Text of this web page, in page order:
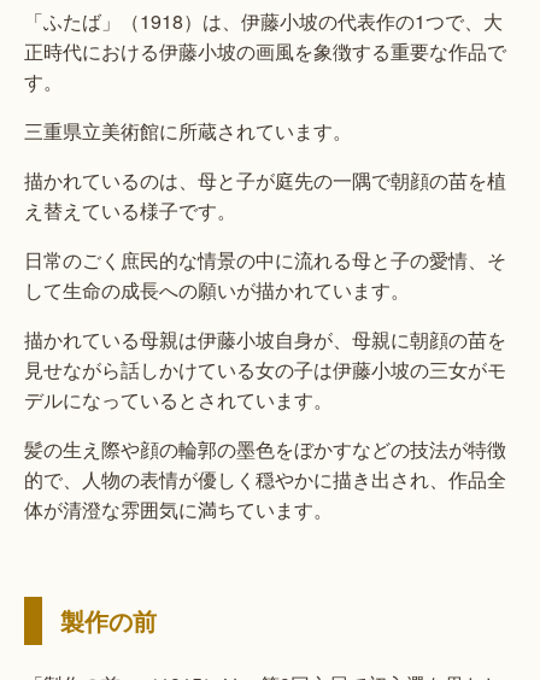
「ふたば」（1918）は、伊藤小坡の代表作の1つで、大
正時代における伊藤小坡の画風を象徴する重要な作品で
す。
三重県立美術館に所蔵されています。
描かれているのは、母と子が庭先の一隅で朝顔の苗を植
え替えている様子です。
日常のごく庶民的な情景の中に流れる母と子の愛情、そ
して生命の成長への願いが描かれています。
描かれている母親は伊藤小坡自身が、母親に朝顔の苗を
見せながら話しかけている女の子は伊藤小坡の三女がモ
デルになっているとされています。
髪の生え際や顔の輪郭の墨色をぼかすなどの技法が特徴
的で、人物の表情が優しく穏やかに描き出され、作品全
体が清澄な雰囲気に満ちています。
製作の前